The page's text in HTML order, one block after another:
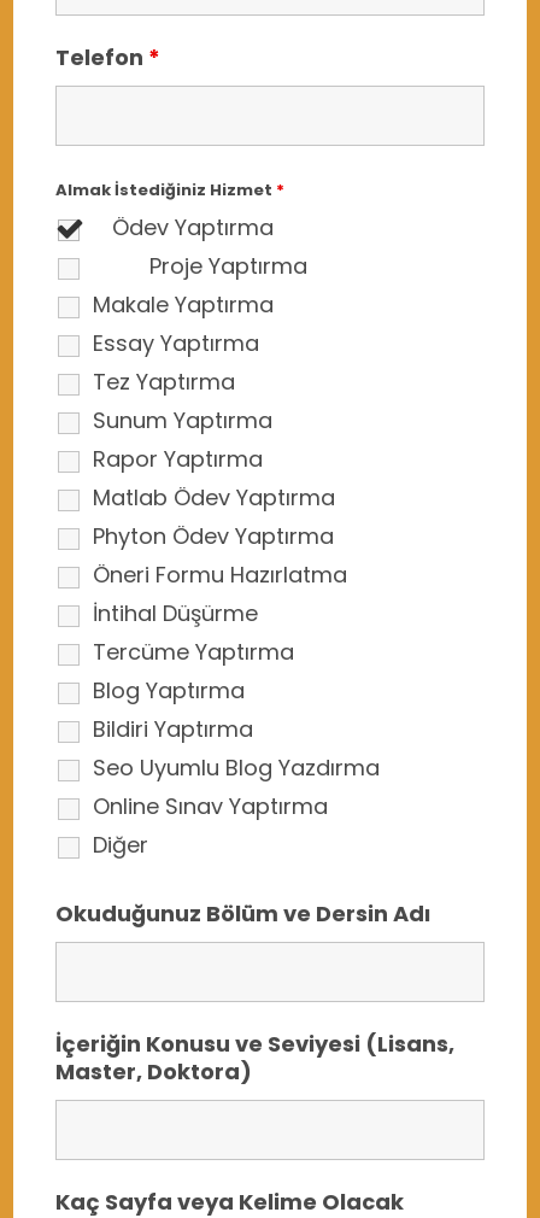
Telefon *
Almak İstediğiniz Hizmet *
Ödev Yaptırma
Proje Yaptırma
Makale Yaptırma
Essay Yaptırma
Tez Yaptırma
Sunum Yaptırma
Rapor Yaptırma
Matlab Ödev Yaptırma
Phyton Ödev Yaptırma
Öneri Formu Hazırlatma
İntihal Düşürme
Tercüme Yaptırma
Blog Yaptırma
Bildiri Yaptırma
Seo Uyumlu Blog Yazdırma
Online Sınav Yaptırma
Diğer
Okuduğunuz Bölüm ve Dersin Adı
İçeriğin Konusu ve Seviyesi (Lisans,
Master, Doktora)
Kaç Sayfa veya Kelime Olacak